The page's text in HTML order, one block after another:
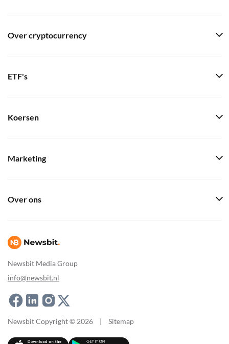
Newsbit Media Group
info@newsbit.nl
Over cryptocurrency
ETF's
Koersen
Marketing
Over ons
Newsbit Copyright © 2026 | Sitemap